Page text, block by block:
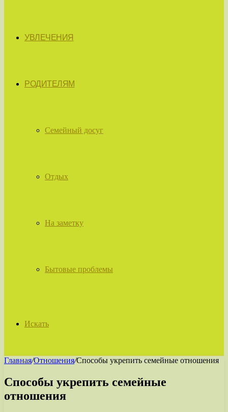
УВЛЕЧЕНИЯ
РОДИТЕЛЯМ
Семейный досуг
Отдых
На заметку
Бытовые проблемы
Искать
Главная/Отношения/Способы укрепить семейные отношения
Способы укрепить семейные
отношения